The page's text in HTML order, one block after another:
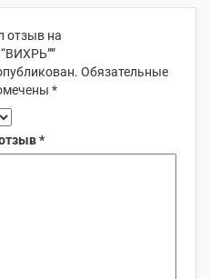
отзыв на
Обязательные
*
*